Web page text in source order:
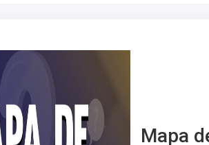
Mapa